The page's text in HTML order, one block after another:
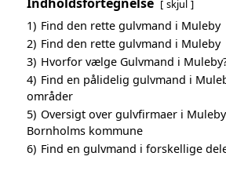
skjul
1) Find den rette gulvmand i Muleby
2) Find den rette gulvmand i Muleby
3) Hvorfor vælge Gulvmand i
4) Find en pålidelig gulvmand i
områder
5) Oversigt over gulvfirmaer i
Bornholms kommune
6) Find en gulvmand i forskellige